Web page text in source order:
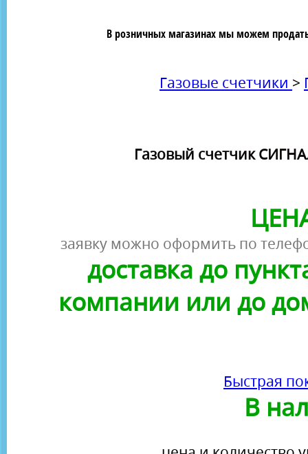
В розничных магазинах мы можем
Газовые счетчики >
Газовый счетчик
заявку можно оформить по
доставка до
компании или до
Быстрая
В